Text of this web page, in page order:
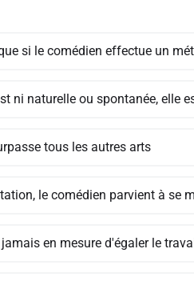
si le comédien effectue un
ni naturelle ou spontanée, elle
tous les autres arts
le comédien parvient à se
en mesure d'égaler le